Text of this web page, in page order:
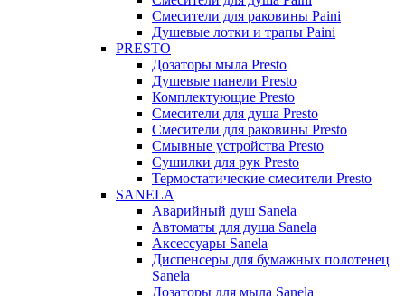
Смесители для раковины Paini
Душевые лотки и трапы Paini
PRESTO
Дозаторы мыла Presto
Душевые панели Presto
Комплектующие Presto
Смесители для душа Presto
Смесители для раковины Presto
Смывные устройства Presto
Сушилки для рук Presto
Термостатические смесители Presto
SANELA
Аварийный душ Sanela
Автоматы для душа Sanela
Аксессуары Sanela
Диспенсеры для бумажных полотенец
Sanela
Дозаторы для мыла Sanela